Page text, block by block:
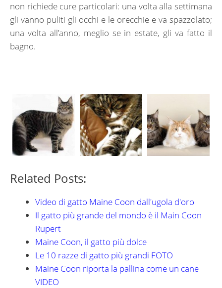
non richiede cure particolari: una volta alla settimana
gli vanno puliti gli occhi e le orecchie e va spazzolato;
una volta all’anno, meglio se in estate, gli va fatto il
bagno.
Related Posts:
Video di gatto Maine Coon dall'ugola d'oro
Il gatto più grande del mondo è il Main Coon
Rupert
Maine Coon, il gatto più dolce
Le 10 razze di gatto più grandi FOTO
Maine Coon riporta la pallina come un cane
VIDEO